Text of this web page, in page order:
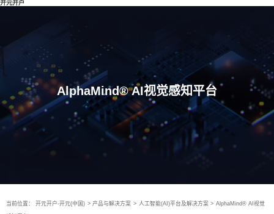
开元开户
AlphaMind® AI视觉感知平台
当前位置： 开元开户-开元(中国) > 产品与解决方案 > 人工智能(AI)平台及解决方案 > AlphaMind® AI视觉